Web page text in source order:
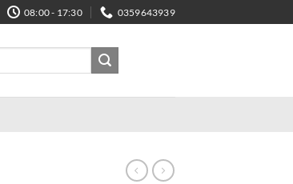
08:00 - 17:30 0359643939